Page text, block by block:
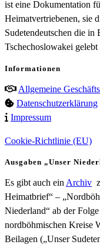
ist eine Dokumentation
Heimatvertriebenen, sie
Sudetendeutschen die
Tschechoslowakei gelebt
Informationen
Allgemeine
Datenschutzerklärung
Impressum
Cookie-Richtlinie (EU)
Ausgaben „Unser
Es gibt auch ein Archiv
Heimatbrief“ –
Niederland“ ab der
nordböhmischen Kreise
Beilagen („Unser